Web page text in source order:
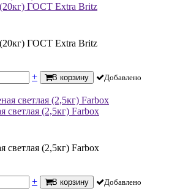
ГОСТ Extra Britz
ГОСТ Extra Britz
+ В корзину Добавлено
светлая (2,5кг) Farbox
светлая (2,5кг) Farbox
+ В корзину Добавлено